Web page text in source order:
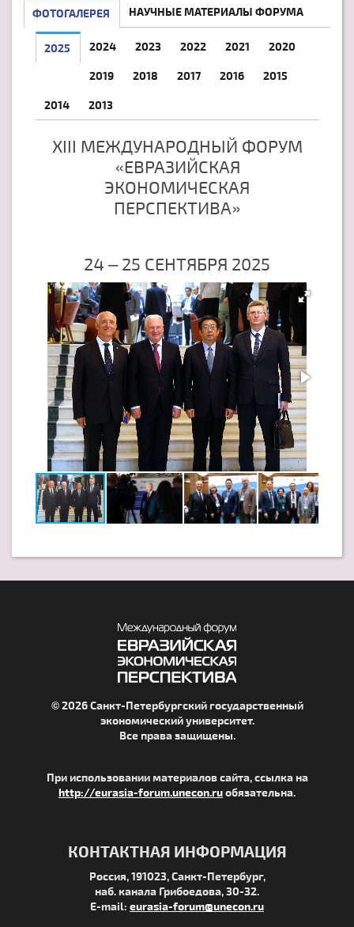
ФОТОГАЛЕРЕЯ НАУЧНЫЕ МАТЕРИАЛЫ ФОРУМА
2025 2024 2023 2022 2021 2020
2019 2018 2017 2016 2015
2014 2013
XIII МЕЖДУНАРОДНЫЙ ФОРУМ
«ЕВРАЗИЙСКАЯ
ЭКОНОМИЧЕСКАЯ
ПЕРСПЕКТИВА»
24 – 25 СЕНТЯБРЯ 2025
© 2026 Санкт-Петербургский государственный
экономический университет.
Все права защищены.
При использовании материалов сайта, ссылка на
http://eurasia-forum.unecon.ruобязательна.
КОНТАКТНАЯ ИНФОРМАЦИЯ
Россия, 191023, Санкт-Петербург,
наб. канала Грибоедова, 30-32.
E-mail: eurasia-forum@unecon.ru